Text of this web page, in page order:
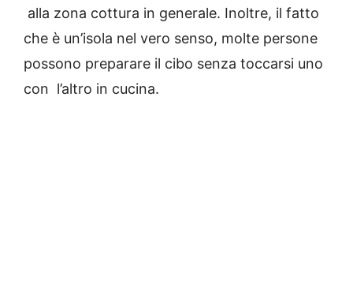
alla zona cottura in generale. Inoltre, il fatto
che è un’isola nel vero senso, molte persone
possono preparare il cibo senza toccarsi uno
con l’altro in cucina.